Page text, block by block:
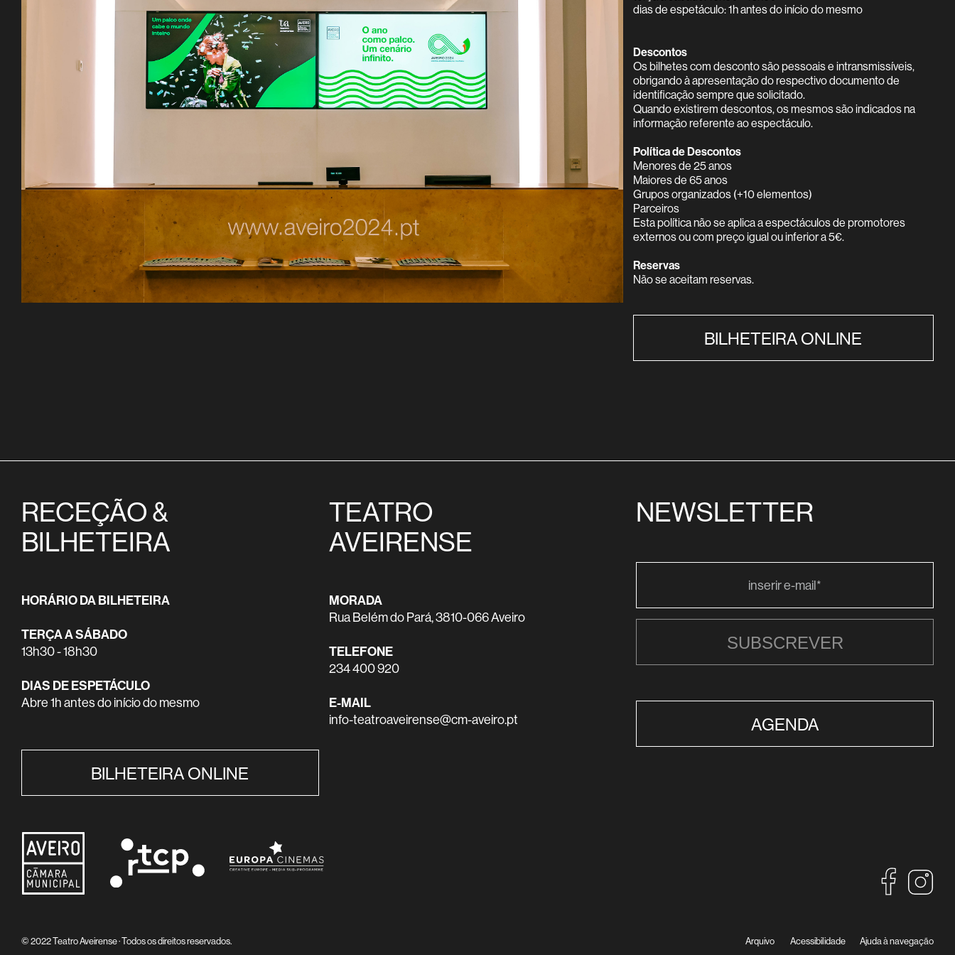
dias de espetáculo: 1h antes do início do mesmo
Descontos
Os bilhetes com desconto são pessoais e intransmissíveis,
obrigando à apresentação do respectivo documento de
identificação sempre que solicitado.
Quando existirem descontos, os mesmos são indicados na
informação referente ao espectáculo.
Política de Descontos
Menores de 25 anos
Maiores de 65 anos
Grupos organizados (+10 elementos)
Parceiros
Esta política não se aplica a espectáculos de promotores
externos ou com preço igual ou inferior a 5€.
Reservas
Não se aceitam reservas.
BILHETEIRA ONLINE
RECEÇÃO &
BILHETEIRA
HORÁRIO DA BILHETEIRA
TERÇA A SÁBADO
13h30 - 18h30
DIAS DE ESPETÁCULO
Abre 1h antes do início do mesmo
BILHETEIRA ONLINE
TEATRO
AVEIRENSE
MORADA
Rua Belém do Pará, 3810-066 Aveiro
TELEFONE
234 400 920
E-MAIL
info-teatroaveirense@cm-aveiro.pt
NEWSLETTER
SUBSCREVER
AGENDA
© 2022 Teatro Aveirense · Todos os direitos reservados. Arquivo Acessibilidade Ajuda à navegação